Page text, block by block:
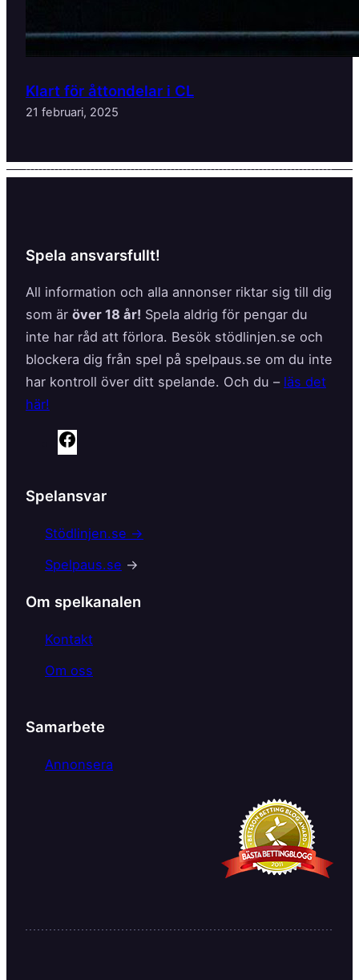
Klart för åttondelar i CL
21 februari, 2025
Spela ansvarsfullt!
All information och alla annonser riktar sig till dig
som är över 18 år! Spela aldrig för pengar du
inte har råd att förlora. Besök stödlinjen.se och
blockera dig från spel på spelpaus.se om du inte
har kontroll över ditt spelande. Och du – läs det
här!
e
b
o
k
Spelansvar
Stödlinjen.se →
Spelpaus.se →
Om spelkanalen
Kontakt
Om oss
Samarbete
Annonsera